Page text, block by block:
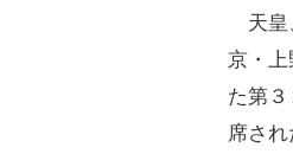
天皇
京・
た第
席され